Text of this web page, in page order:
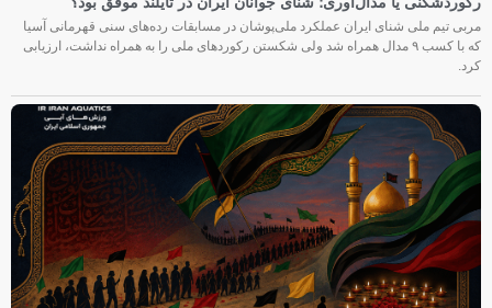
مربی تیم ملی شنای ایران عملکرد ملی‌پوشان در مسابقات رده‌های سنی قهرمانی آسیا
که با کسب ۹ مدال همراه شد ولی شکستن رکوردهای ملی را به همراه نداشت، ارزیابی
کرد.